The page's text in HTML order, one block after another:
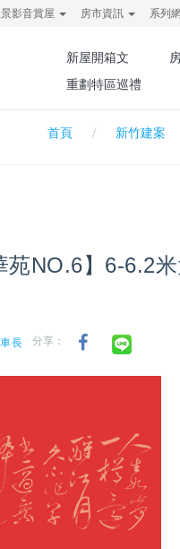
影音賞屋 房市資訊 系列
新屋開箱文
重劃特區巡禮
首頁 新竹建案
NO.6】6-6.2
長 分享：